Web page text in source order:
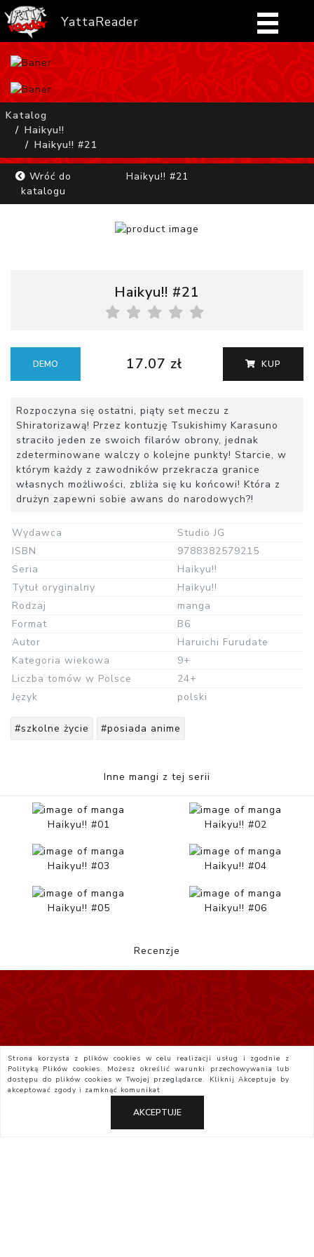
YattaReader
Home
FAQ
Mangi
Katalog
Haikyu!!
Haikyu!! #21
Wróć do
katalogu
Haikyu!! #21
Haikyu!! #21
DEMO 17.07 zł KUP
Rozpoczyna się ostatni, piąty set meczu z
Shiratorizawą! Przez kontuzję Tsukishimy Karasuno
straciło jeden ze swoich filarów obrony, jednak
zdeterminowane walczy o kolejne punkty! Starcie, w
którym każdy z zawodników przekracza granice
własnych możliwości, zbliża się ku końcowi! Która z
drużyn zapewni sobie awans do narodowych?!
Wydawca
Studio JG
ISBN
9788382579215
Seria
Haikyu!!
Tytuł oryginalny
Haikyu!!
Rodzaj
manga
Format
B6
Autor
Haruichi Furudate
Kategoria wiekowa
9+
Liczba tomów w Polsce
24+
Język
polski
#szkolne życie #posiada anime
Inne mangi z tej serii
Haikyu!! #01 Haikyu!! #02
Haikyu!! #03 Haikyu!! #04
Haikyu!! #05 Haikyu!! #06
Recenzje
Strona korzysta z plików cookies w celu realizacji usług i zgodnie z
Polityką Plików cookies. Możesz określić warunki przechowywania lub
dostępu do plików cookies w Twojej przeglądarce. KliknijAkceptuje by
akceptować zgody i zamknąć komunikat
AKCEPTUJE